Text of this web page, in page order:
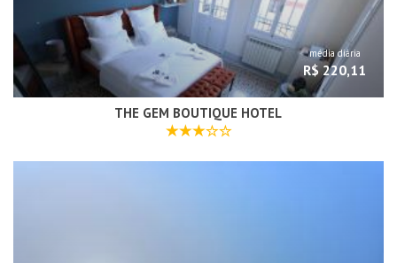
média diária
R$ 220,11
THE GEM BOUTIQUE HOTEL